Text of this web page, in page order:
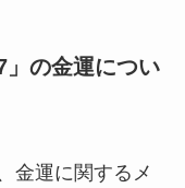
の金運につい
金運に関するメ